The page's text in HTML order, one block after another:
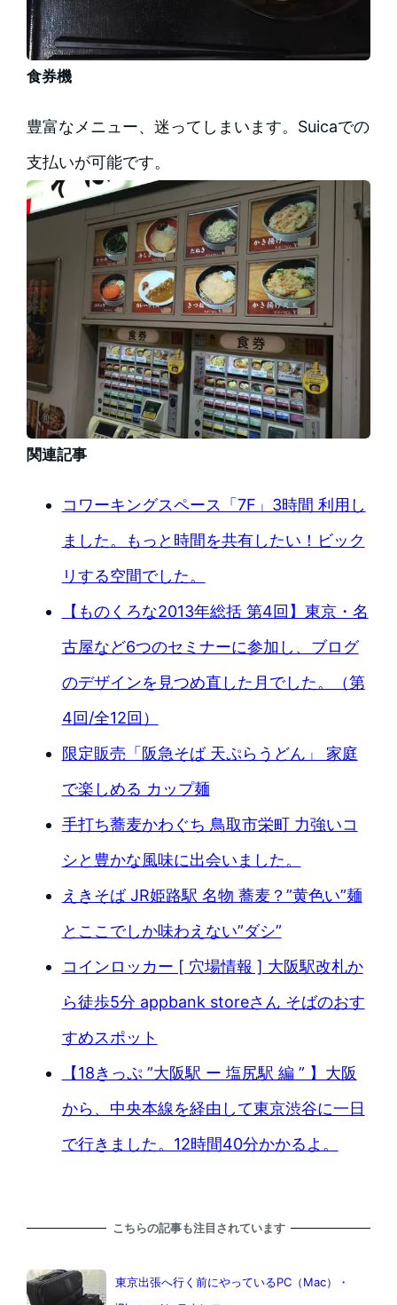
食券機
豊富なメニュー、迷ってしまいます。Suicaでの
支払いが可能です。
関連記事
コワーキングスペース「7F」3時間 利用し
ました。もっと時間を共有したい！ビック
リする空間でした。
【ものくろな2013年総括 第4回】東京・名
古屋など6つのセミナーに参加し、ブログ
のデザインを見つめ直した月でした。（第
4回/全12回）
限定販売「阪急そば 天ぷらうどん」 家庭
で楽しめる カップ麺
手打ち蕎麦かわぐち 鳥取市栄町 力強いコ
シと豊かな風味に出会いました。
えきそば JR姫路駅 名物 蕎麦？”黄色い”麺
とここでしか味わえない”ダシ”
コインロッカー [ 穴場情報 ] 大阪駅改札か
ら徒歩5分 appbank storeさん そばのおす
すめスポット
【18きっぷ ”大阪駅 ー 塩尻駅 編 ” 】大阪
から、中央本線を経由して東京渋谷に一日
で行きました。12時間40分かかるよ。
こちらの記事も注目されています
東京出張へ行く前にやっているPC（Mac）・